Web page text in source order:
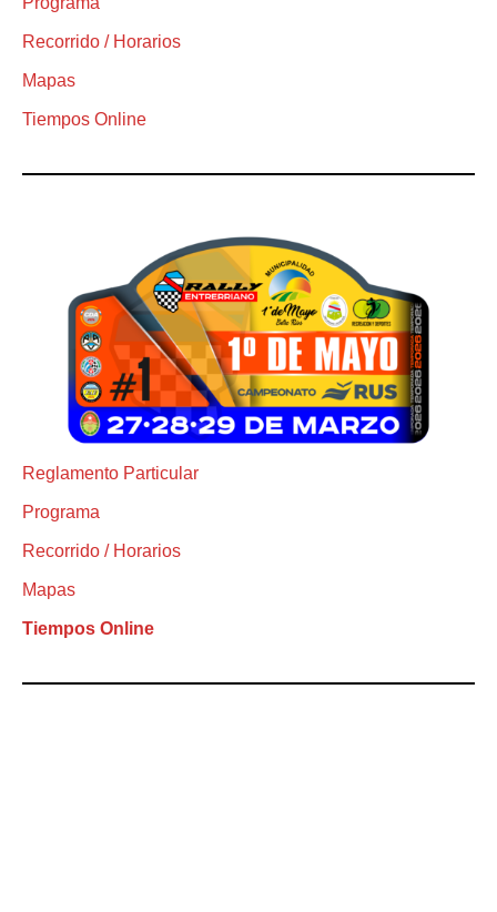
Recorrido / Horarios
Mapas
Tiempos Online
Reglamento Particular
Programa
Recorrido / Horarios
Mapas
Tiempos Online